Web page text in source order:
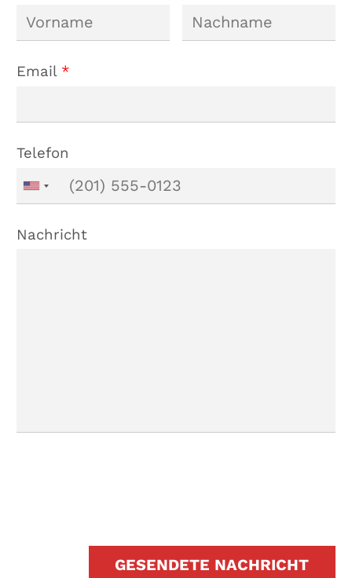
Email *
Telefon
Nachricht
GESENDETE NACHRICHT